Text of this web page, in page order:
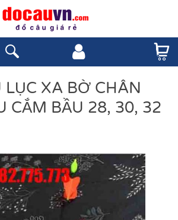
LỤC XA BỜ CHÂN
CẮM BẦU 28, 30, 32